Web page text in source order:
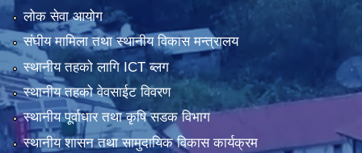
लोक सेवा आयोग
संघीय मामिला तथा स्थानीय विकास मन्त्रालय
स्थानीय तहको लागि ICT ब्लग
स्थानीय तहको वेवसाईट विवरण
स्थानीय पूर्वाधार तथा कृषि सडक विभाग
स्थानीय शासन तथा सामुदायिक विकास कार्यक्रम